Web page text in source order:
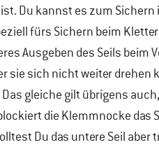
Du kannst es zum Sichern
fürs Sichern beim
Ausgeben des Seils beim
sie sich nicht weiter drehen
gleiche gilt übrigens
die Klemmnocke
Du das untere Seil aber